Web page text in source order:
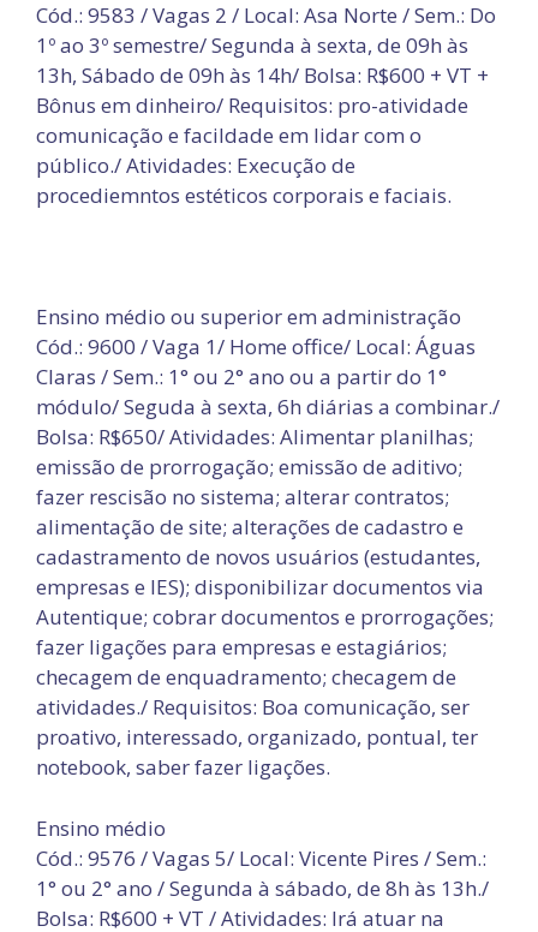
Cód.: 9583 / Vagas 2 / Local: Asa Norte / Sem.: Do
1º ao 3º semestre/ Segunda à sexta, de 09h às
13h, Sábado de 09h às 14h/ Bolsa: R$600 + VT +
Bônus em dinheiro/ Requisitos: pro-atividade
comunicação e facildade em lidar com o
público./ Atividades: Execução de
procediemntos estéticos corporais e faciais.
Ensino médio ou superior em administração
Cód.: 9600 / Vaga 1/ Home office/ Local: Águas
Claras / Sem.: 1° ou 2° ano ou a partir do 1°
módulo/ Seguda à sexta, 6h diárias a combinar./
Bolsa: R$650/ Atividades: Alimentar planilhas;
emissão de prorrogação; emissão de aditivo;
fazer rescisão no sistema; alterar contratos;
alimentação de site; alterações de cadastro e
cadastramento de novos usuários (estudantes,
empresas e IES); disponibilizar documentos via
Autentique; cobrar documentos e prorrogações;
fazer ligações para empresas e estagiários;
checagem de enquadramento; checagem de
atividades./ Requisitos: Boa comunicação, ser
proativo, interessado, organizado, pontual, ter
notebook, saber fazer ligações.
Ensino médio
Cód.: 9576 / Vagas 5/ Local: Vicente Pires / Sem.:
1° ou 2° ano / Segunda à sábado, de 8h às 13h./
Bolsa: R$600 + VT / Atividades: Irá atuar na